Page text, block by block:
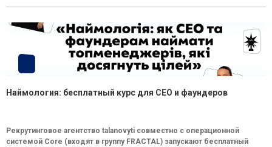
Наймология: бесплатный курс для CEO и фаундеров
Рекрутинговое агентство talanovyti совместно с операционной
системой Core (входят в группу FRACTAL) запускают бесплатный